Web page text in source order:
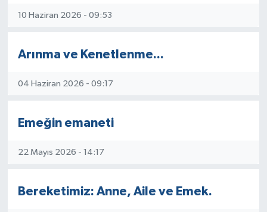
10 Haziran 2026 - 09:53
Arınma ve Kenetlenme...
04 Haziran 2026 - 09:17
Emeğin emaneti
22 Mayıs 2026 - 14:17
Bereketimiz: Anne, Aile ve Emek.